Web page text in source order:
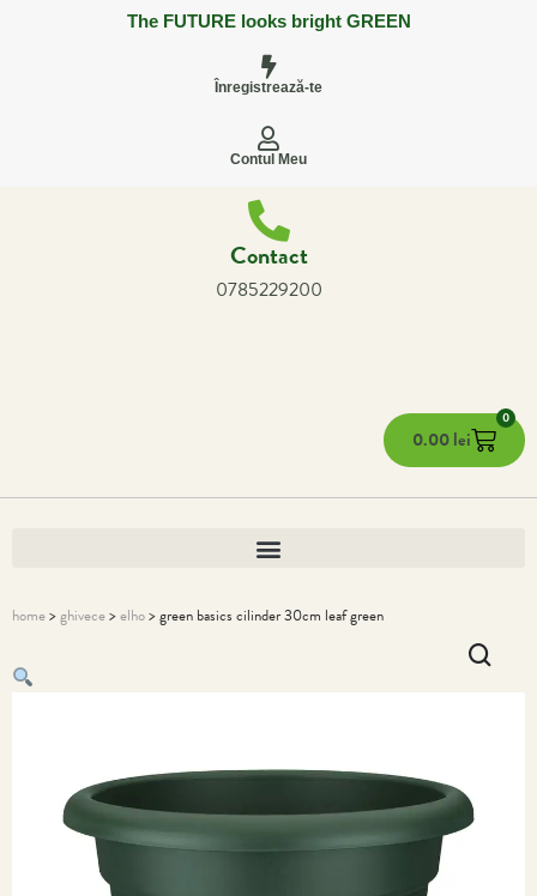
The FUTURE looks bright GREEN
Înregistrează-te
Contul Meu
Contact
0785229200
0.00lei
0
home>ghivece>elho> green basics cilinder 30cm leaf green